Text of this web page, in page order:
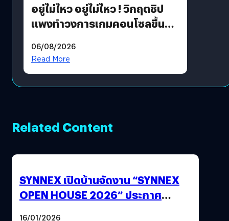
อยู่ไม่ไหว อยู่ไม่ไหว ! วิกฤตชิป
แพงทำวงการเกมคอนโซลขึ้น
?
06/08/2026
Read More
Related Content
SYNNEX เปิดบ้านจัดงาน “SYNNEX
OPEN HOUSE 2026” ประกาศ
16/01/2026